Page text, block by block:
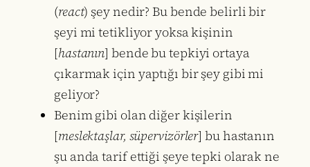
(react) şey nedir? Bu bende belirli bir
şeyi mi tetikliyor yoksa kişinin
[hastanın] bende bu tepkiyi ortaya
çıkarmak için yaptığı bir şey gibi mi
geliyor?
Benim gibi olan diğer kişilerin
[meslektaşlar, süpervizörler] bu hastanın
şu anda tarif ettiği şeye tepki olarak ne